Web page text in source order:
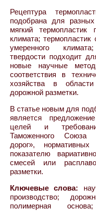
Рецептура
подобрана для
мягкий
климата;
умеренного
твердости подходит
новые научные
соответствия в
хозяйства в
дорожной разметки.
В статье новым для
является
целей и
Таможенного Союза
дорог»,
показателю
смесей или
разметки.
Ключевые слова:
производство;
полимерная